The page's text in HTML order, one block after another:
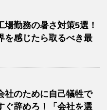
場勤務の暑さ対策5選！
を感じたら取るべき最
社のために自己犠牲で
ぐ辞めろ！「会社を選